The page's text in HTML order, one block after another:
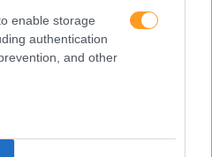
enable storage
authentication
and other
grupo SKOLAE Formation,
no desenvolvimento
de aprendizagem. Estamos